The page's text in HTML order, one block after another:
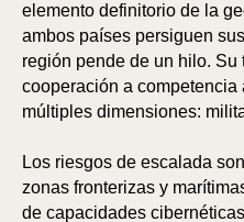
elemento definitorio de la
ambos países persiguen
región pende de un hilo.
cooperación a competencia
múltiples dimensiones:
Los riesgos de escalada
zonas fronterizas y
de capacidades